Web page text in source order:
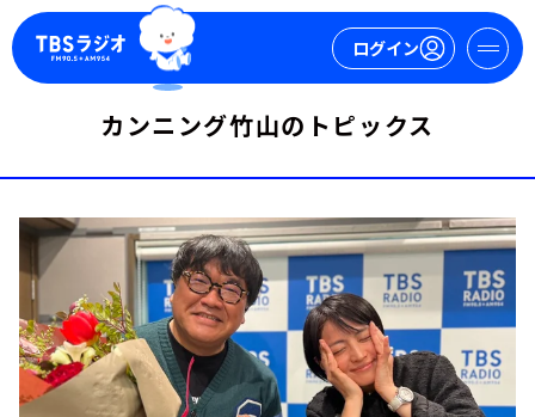
ログイン
カンニング竹山のトピックス